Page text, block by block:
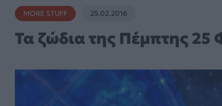
MORE STUFF 25.02.2016
Τα ζώδια της Πέμπτης 25